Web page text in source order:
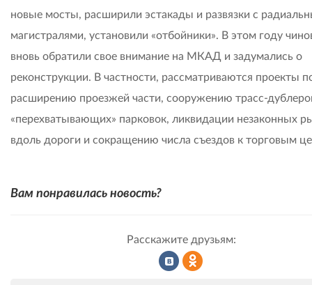
новые мосты, расширили эстакады и развязки с
магистралями, установили «отбойники». В этом году
вновь обратили свое внимание на МКАД и задумались о
реконструкции. В частности, рассматриваются проекты
расширению проезжей части, сооружению трасс-
«перехватывающих» парковок, ликвидации незаконных
вдоль дороги и сокращению числа съездов к торговым
Вам понравилась новость?
Расскажите друзьям: